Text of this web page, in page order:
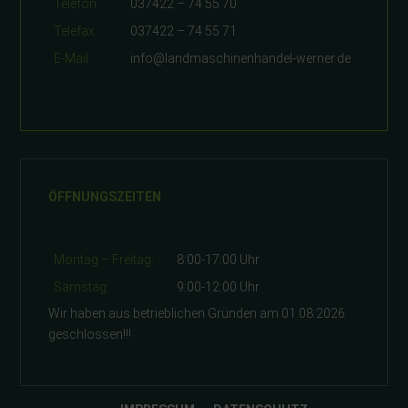
Telefon:
037422 – 74 55 70
Telefax:
037422 – 74 55 71
E-Mail:
info@landmaschinenhandel-werner.de
ÖFFNUNGSZEITEN
Montag – Freitag:
8:00-17:00 Uhr
Samstag:
9:00-12:00 Uhr
Wir haben aus betrieblichen Gründen am 01.08.2026
geschlossen!!!